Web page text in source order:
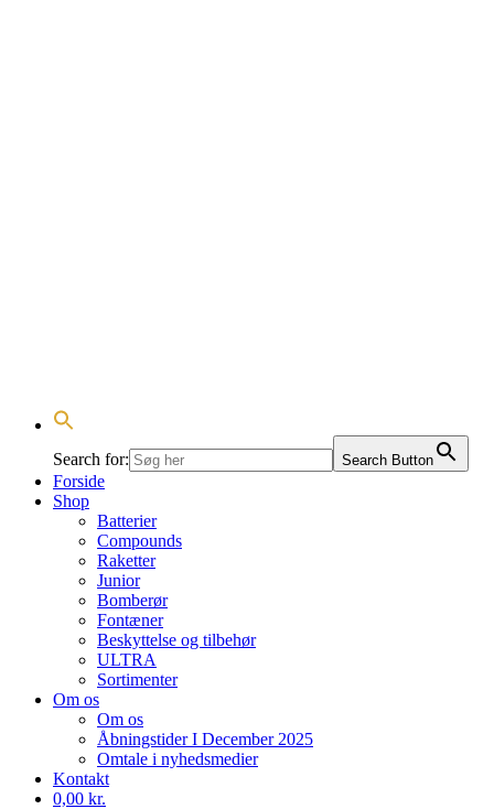
Search for: Search Button
Forside
Shop
Batterier
Compounds
Raketter
Junior
Bomberør
Fontæner
Beskyttelse og tilbehør
ULTRA
Sortimenter
Om os
Om os
Åbningstider I December 2025
Omtale i nyhedsmedier
Kontakt
0,00 kr.